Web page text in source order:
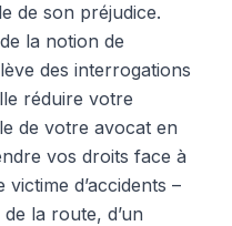
de son préjudice.
la notion de
des interrogations
réduire votre
de votre avocat en
vos droits face à
d’accidents –
la route, d’un